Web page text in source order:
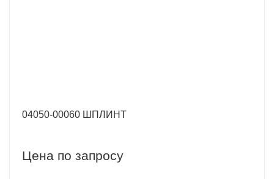
04050-00060 ШПЛИНТ
Цена по запросу